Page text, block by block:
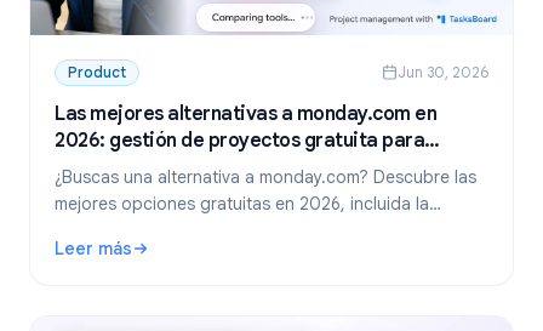
Product Jun 30, 2026
Las mejores alternativas a monday.com en
2026: gestión de proyectos gratuita para
Google Workspace
¿Buscas una alternativa a monday.com? Descubre las
mejores opciones gratuitas en 2026, incluida la
TasksBoard.
Leer más
: Las mejores alternativas a monday.com en 2026: